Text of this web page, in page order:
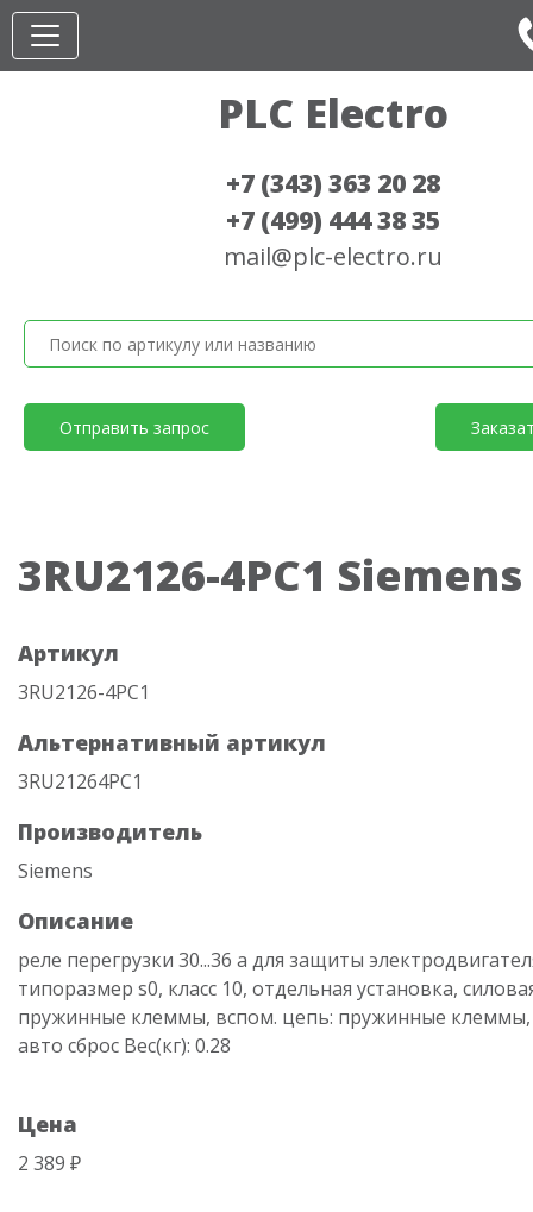
PLC Electro
+7 (343) 363 20 28
+7 (499) 444 38 35
mail@plc-electro.ru
Отправить запрос
3RU2126-4PC1 Siemens
Артикул
3RU2126-4PC1
Альтернативный артикул
3RU21264PC1
Производитель
Siemens
Описание
реле перегрузки 30...36 a для защиты
типоразмер s0, класс 10, отдельная установка,
пружинные клеммы, вспом. цепь: пружинные
авто сброс Вес(кг): 0.28
Цена
2 389 ₽